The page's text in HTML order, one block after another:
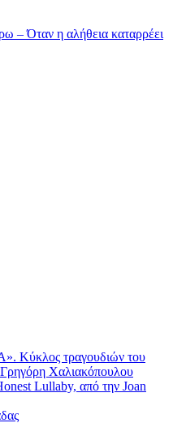
– Όταν η αλήθεια καταρρέει
τραγουδιών του
Χαλιακόπουλου
Lullaby, από την Joan